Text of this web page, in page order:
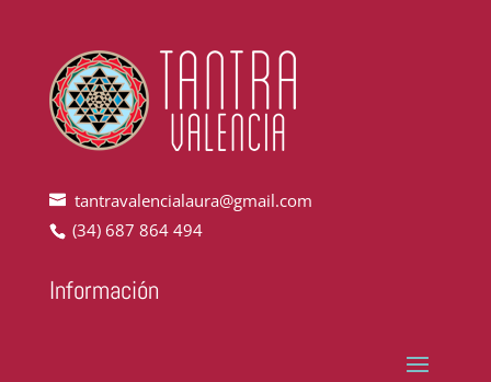
tantravalencialaura@gmail.com
(34) 687 864 494
Información